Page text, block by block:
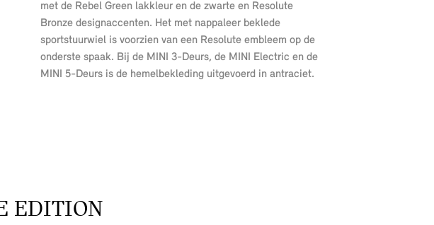
met de Rebel Green lakkleur en de zwarte en Resolute
Bronze designaccenten. Het met nappaleer beklede
sportstuurwiel is voorzien van een Resolute embleem op de
onderste spaak. Bij de MINI 3-Deurs, de MINI Electric en de
MINI 5-Deurs is de hemelbekleding uitgevoerd in antraciet.
EDITION